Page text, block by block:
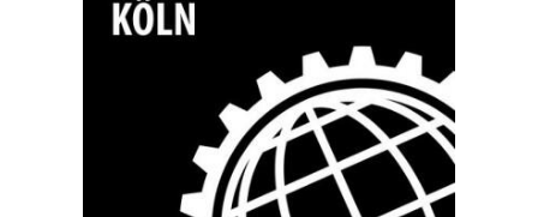
catálogo. Para más información consulte con
nuestra amplia red de distribución.